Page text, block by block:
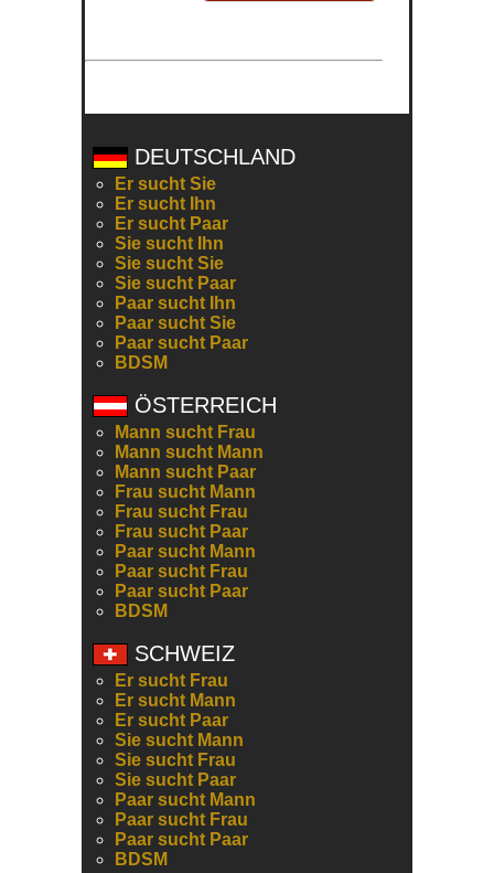
DEUTSCHLAND
Er sucht Sie
Er sucht Ihn
Er sucht Paar
Sie sucht Ihn
Sie sucht Sie
Sie sucht Paar
Paar sucht Ihn
Paar sucht Sie
Paar sucht Paar
BDSM
ÖSTERREICH
Mann sucht Frau
Mann sucht Mann
Mann sucht Paar
Frau sucht Mann
Frau sucht Frau
Frau sucht Paar
Paar sucht Mann
Paar sucht Frau
Paar sucht Paar
BDSM
SCHWEIZ
Er sucht Frau
Er sucht Mann
Er sucht Paar
Sie sucht Mann
Sie sucht Frau
Sie sucht Paar
Paar sucht Mann
Paar sucht Frau
Paar sucht Paar
BDSM